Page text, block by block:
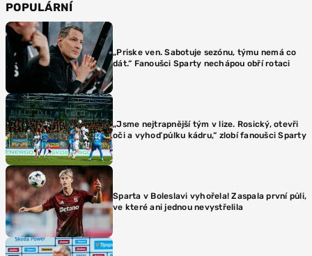
POPULÁRNÍ
„Priske ven. Sabotuje sezónu, týmu nemá co
dát.“ Fanoušci Sparty nechápou obří rotaci
„Jsme nejtrapnější tým v lize. Rosický, otevři
oči a vyhoď půlku kádru,“ zlobí fanoušci Sparty
Sparta v Boleslavi vyhořela! Zaspala první půli,
ve které ani jednou nevystřelila